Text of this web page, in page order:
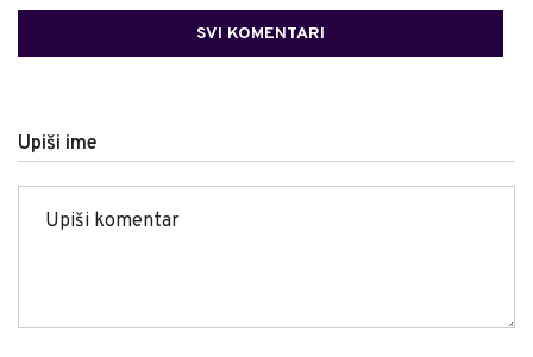
SVI KOMENTARI
Upiši ime